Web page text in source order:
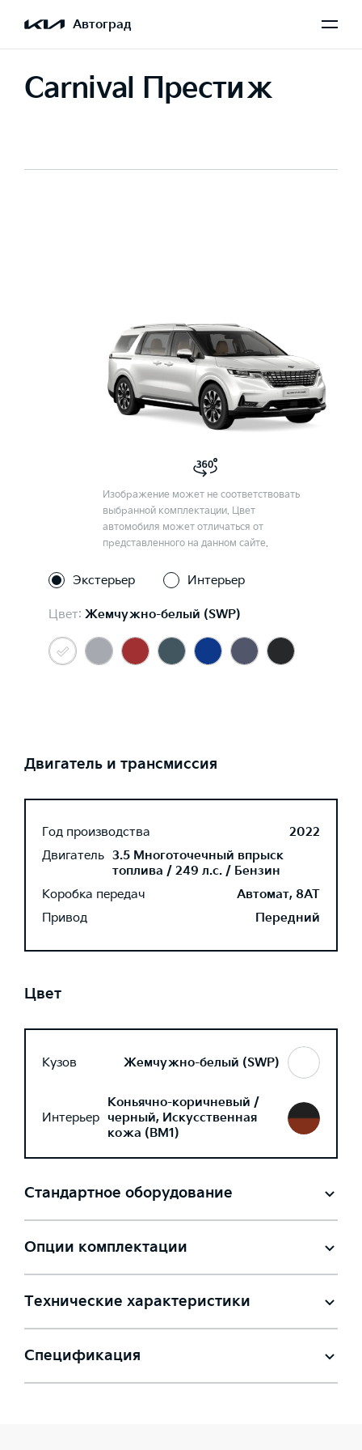
Автоград
Carnival Престиж
Изображение может не соответствовать
выбранной комплектации. Цвет
автомобиля может отличаться от
представленного на данном сайте.
Экстерьер Интерьер
Цвет: Жемчужно-белый (SWP)
Двигатель и трансмиссия
Год производства
2022
Двигатель 3.5 Многоточечный впрыск
топлива / 249 л.с. / Бензин
Коробка передач
Автомат, 8AT
Привод
Передний
Цвет
Кузов Жемчужно-белый (SWP)
Интерьер
Коньячно-коричневый /
черный, Искусственная
кожа (BM1)
Стандартное оборудование
Опции комплектации
Технические характеристики
Спецификация